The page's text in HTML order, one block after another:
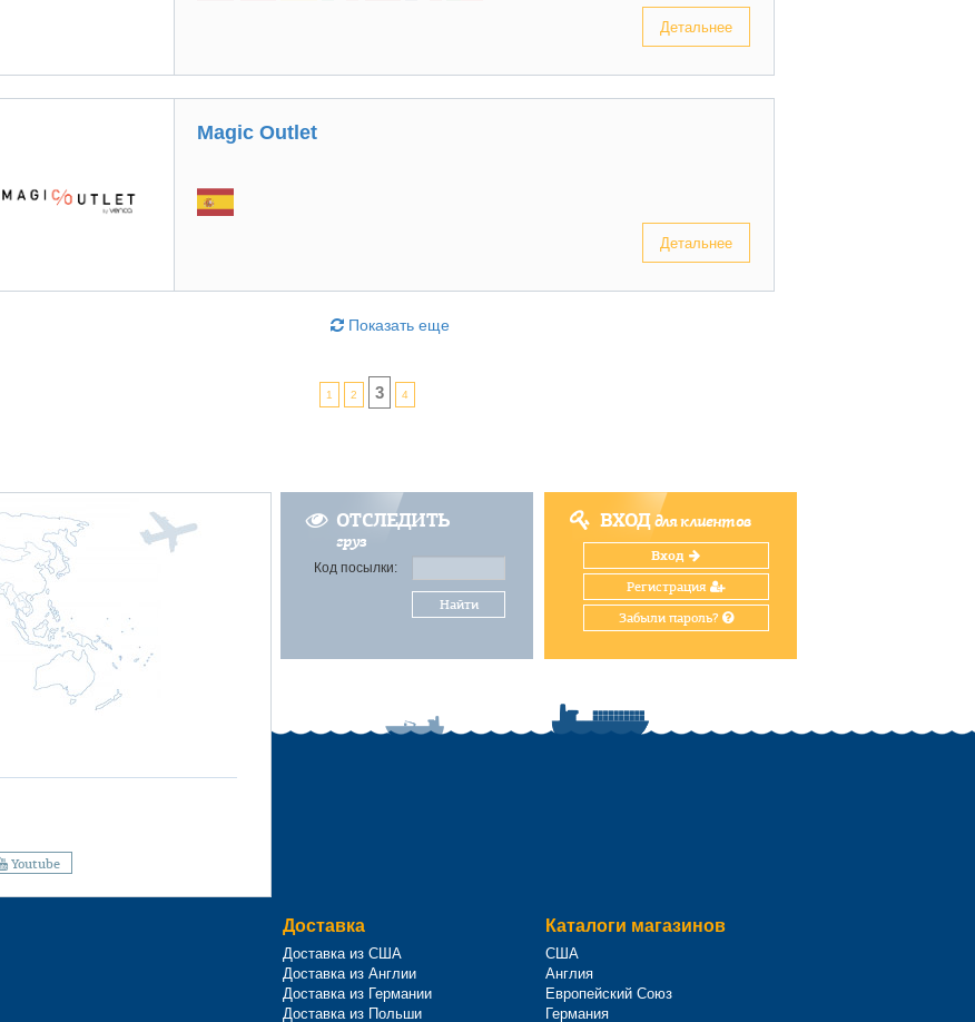
Детальнее
Magic Outlet
Детальнее
Показать еще
1 2 3 4
ОТСЛЕДИТЬ
груз
Код посылки:
Найти
ВХОДдля клиентов
Вход
Регистрация
Забыли пароль?
Youtube
Доставка
Доставка из США
Доставка из Англии
Доставка из Германии
Доставка из Польши
Каталоги магазинов
США
Англия
Европейский Союз
Германия